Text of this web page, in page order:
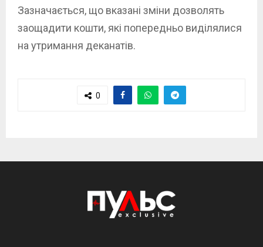
Зазначається, що вказані зміни дозволять
заощадити кошти, які попередньо виділялися
на утримання деканатів.
0